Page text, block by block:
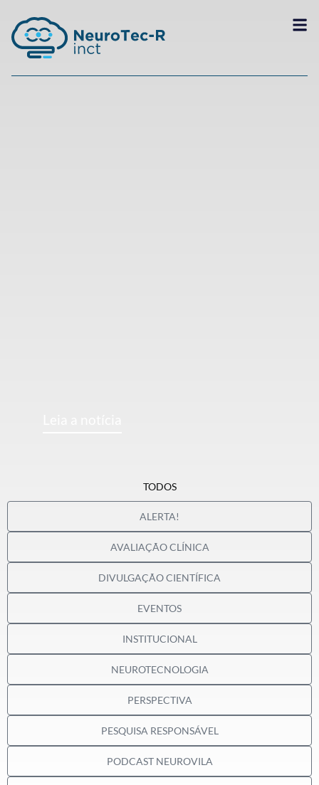
ALERTA!
AVALIAÇÃO CLÍNICA
DIVULGAÇÃO CIENTÍFICA
EVENTOS
INSTITUCIONAL
NEUROTECNOLOGIA
PERSPECTIVA
PESQUISA RESPONSÁVEL
PODCAST NEUROVILA
TODOS